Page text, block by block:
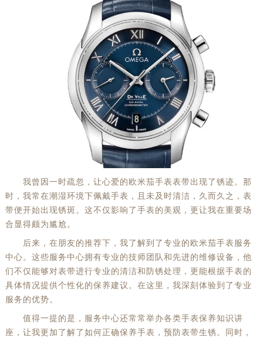
我曾因一时疏忽，让心爱的欧米茄手表表带出现了锈迹。那
时，我常在潮湿环境下佩戴手表，且未及时清洁，久而久之，表
带便开始出现锈斑。这不仅影响了手表的美观，更让我在重要场
合显得颇为尴尬。
后来，在朋友的推荐下，我了解到了专业的欧米茄手表服务
中心。这些服务中心拥有专业的技师团队和先进的维修设备，他
们不仅能够对表带进行专业的清洁和防锈处理，更能根据手表的
具体情况提供个性化的保养建议。在这里，我深刻体验到了专业
服务的优势。
值得一提的是，服务中心还常常举办各类手表保养知识讲
座，让我更加了解了如何正确保养手表，预防表带生锈。同时，